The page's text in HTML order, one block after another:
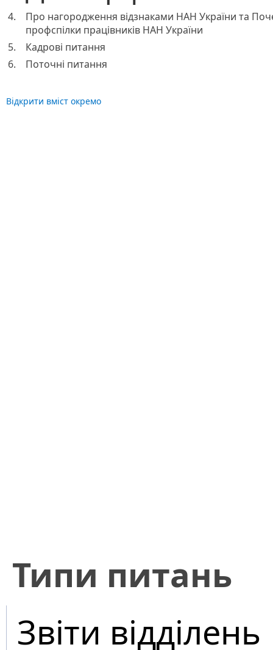
4.
Про нагородження відзнаками НАН України та
профспілки працівників НАН України
5.
Кадрові питання
6.
Поточні питання
Відкрити вміст окремо
​Типи питань
Звіти відділень